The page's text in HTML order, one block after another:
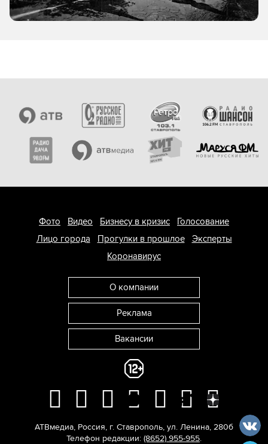
Фото Видео Бизнесу в кризис
Голосование
Лицо города
Прогулки в прошлое
Эксперты
Коронавирус
О компании
Реклама
Вакансии
АТВмедиа, Россия, г. Ставрополь, ул. Ленина, 280б
Телефон редакции: (8652) 955-955.